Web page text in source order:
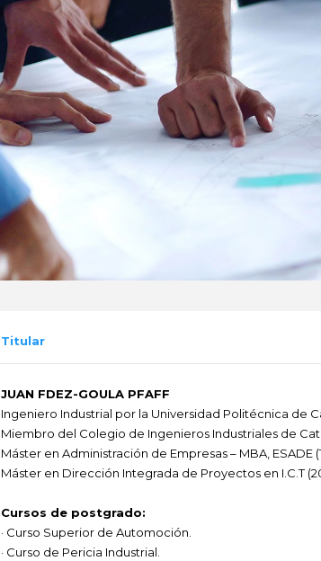
Titular
JUAN FDEZ-GOULA PFAFF
Ingeniero Industrial por la Universidad Politécnica de
Miembro del Colegio de Ingenieros Industriales de
Máster en Administración de Empresas – MBA, ESADE
Máster en Dirección Integrada de Proyectos en I.C.T
Cursos de postgrado:
· Curso Superior de Automoción.
· Curso de Pericia Industrial.